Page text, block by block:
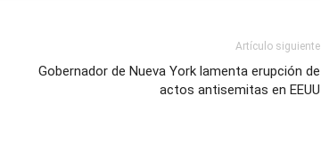
Artículo siguiente
Gobernador de Nueva York lamenta erupción de
actos antisemitas en EEUU